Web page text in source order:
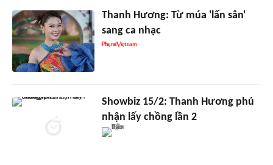
Thanh Hương: Từ múa 'lấn sân'
sang ca nhạc
Showbiz 15/2: Thanh Hương phủ
nhận lấy chồng lần 2